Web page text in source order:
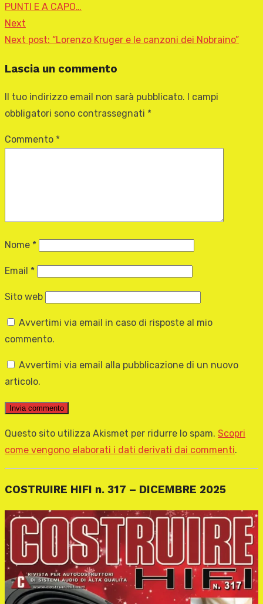
PUNTI E A CAPO…
Next
Next post: “Lorenzo Kruger e le canzoni dei Nobraino”
Lascia un commento
Il tuo indirizzo email non sarà pubblicato.
I campi
obbligatori sono contrassegnati *
Commento *
Nome *
Email *
Sito web
Avvertimi via email in caso di risposte al mio
commento.
Avvertimi via email alla pubblicazione di un nuovo
articolo.
Questo sito utilizza Akismet per ridurre lo spam. Scopri
come vengono elaborati i dati derivati dai commenti.
COSTRUIRE HIFI n. 317 – DICEMBRE 2025